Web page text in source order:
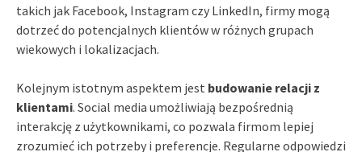
takich jak Facebook, Instagram czy LinkedIn, firmy mogą
dotrzeć do potencjalnych klientów w różnych grupach
wiekowych i lokalizacjach.
Kolejnym istotnym aspektem jest budowanie relacji z
klientami. Social media umożliwiają bezpośrednią
interakcję z użytkownikami, co pozwala firmom lepiej
zrozumieć ich potrzeby i preferencje. Regularne odpowiedzi